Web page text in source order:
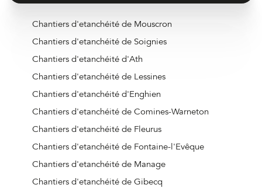
Chantiers d'etanchéité de Mouscron
Chantiers d'etanchéité de Soignies
Chantiers d'etanchéité d'Ath
Chantiers d'etanchéité de Lessines
Chantiers d'etanchéité d'Enghien
Chantiers d'etanchéité de Comines-Warneton
Chantiers d'etanchéité de Fleurus
Chantiers d'etanchéité de Fontaine-l'Evêque
Chantiers d'etanchéité de Manage
Chantiers d'etanchéité de Gibecq